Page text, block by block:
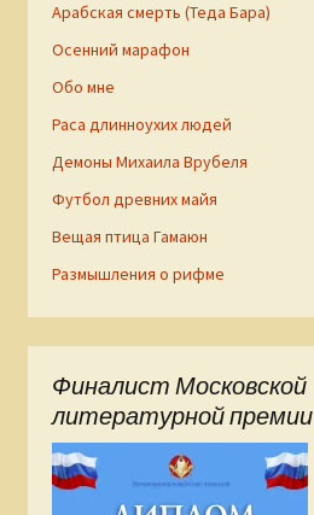
Кремле
Арабская смерть (Теда Бара)
Осенний марафон
Обо мне
Раса длинноухих людей
Демоны Михаила Врубеля
Футбол древних майя
Вещая птица Гамаюн
Размышления о рифме
Финалист Московской
литературной премии